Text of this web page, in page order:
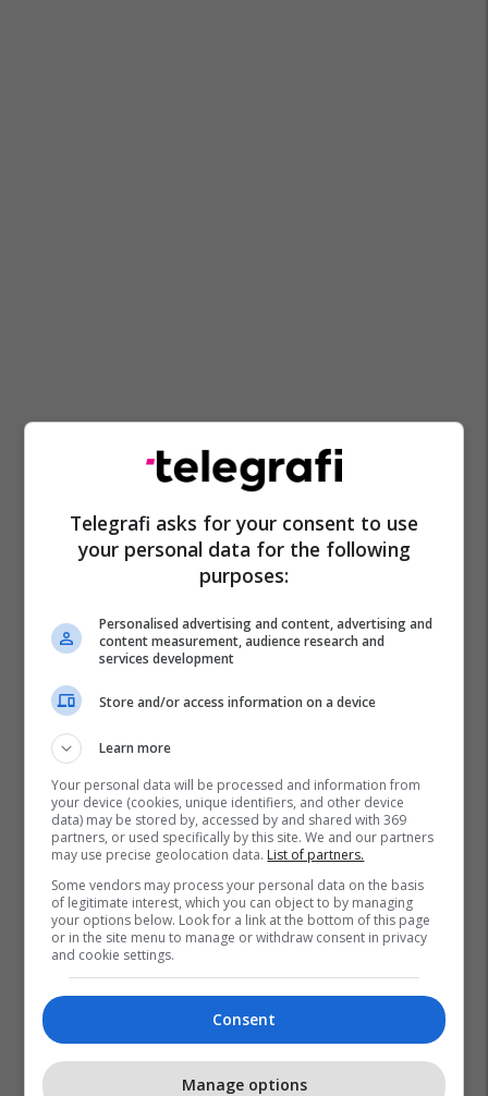
Telegrafi asks for your consent to use
your personal data for the following
purposes:
Personalised advertising and content, advertising and
content measurement, audience research and
services development
Store and/or access information on a device
Learn more
Your personal data will be processed and information from
your device (cookies, unique identifiers, and other device
data) may be stored by, accessed by and shared with 369
partners, or used specifically by this site. We and our partners
may use precise geolocation data. List of partners.
Some vendors may process your personal data on the basis
of legitimate interest, which you can object to by managing
your options below. Look for a link at the bottom of this page
or in the site menu to manage or withdraw consent in privacy
and cookie settings.
Consent
Manage options